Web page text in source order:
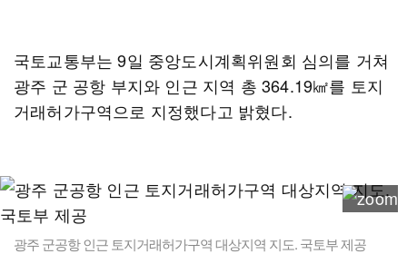
국토교통부는 9일 중앙도시계획위원회 심의를 거쳐
광주 군 공항 부지와 인근 지역 총 364.19㎢를 토지
거래허가구역으로 지정했다고 밝혔다.
광주 군공항 인근 토지거래허가구역 대상지역 지도. 국토부 제공